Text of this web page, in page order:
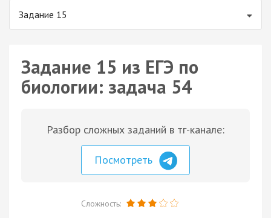
Задание 15
Задание 15 из ЕГЭ по
биологии: задача 54
Разбор сложных заданий в тг-канале:
Посмотреть
Сложность: